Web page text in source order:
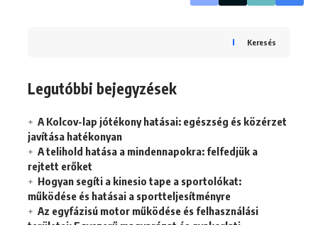
Keresés
Legutóbbi bejegyzések
A Kolcov-lap jótékony hatásai: egészség és közérzet
javítása hatékonyan
A telihold hatása a mindennapokra: felfedjük a
rejtett erőket
Hogyan segíti a kinesio tape a sportolókat:
működése és hatásai a sportteljesítményre
Az egyfázisú motor működése és felhasználási